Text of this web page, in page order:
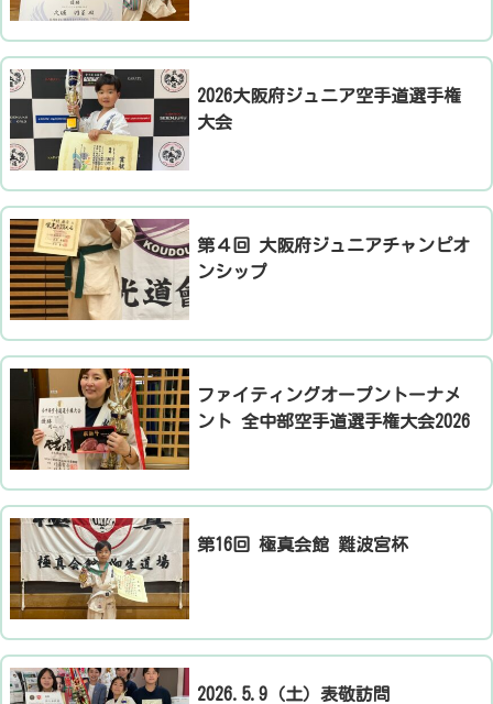
​2026大阪府ジュニア空手道選手権
大会
​第４回 大阪府ジュニアチャンピオ
ンシップ
​ファイティングオープントーナメ
ント 全中部空手道選手権大会2026
​第16回 極真会館 難波宮杯
2026.5.9（土）表敬訪問